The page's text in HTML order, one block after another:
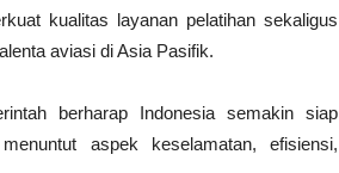
kualitas layanan pelatihan sekaligus
aviasi di Asia Pasifik.
berharap Indonesia semakin siap
aspek keselamatan, efisiensi,